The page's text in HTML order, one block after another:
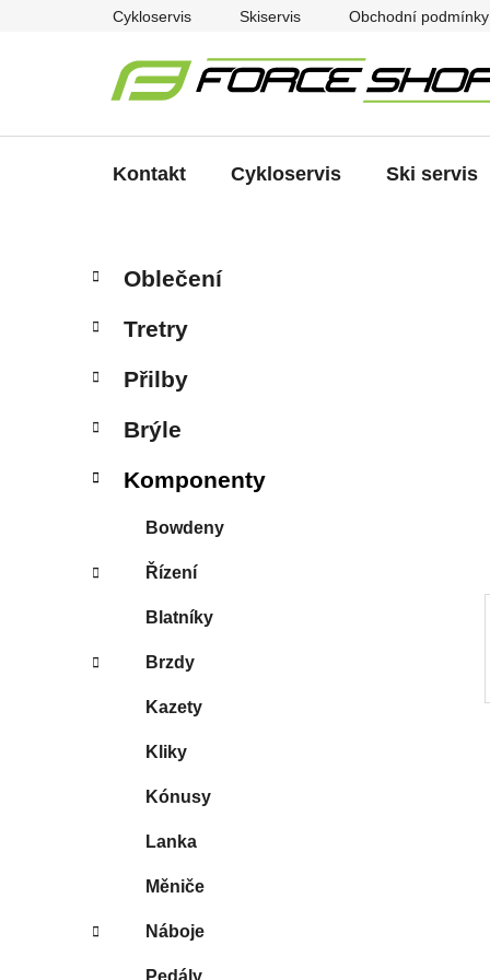
Cykloservis Skiservis Obchodní podmínky
Kontakt Cykloservis Ski servis
P
s
r
n
n
n
kategorie
a
e
o
i
Oblečení
Tretry
Přilby
Brýle
Komponenty
Bowdeny
Řízení
Blatníky
Brzdy
Kazety
Kliky
Kónusy
Lanka
Měniče
Náboje